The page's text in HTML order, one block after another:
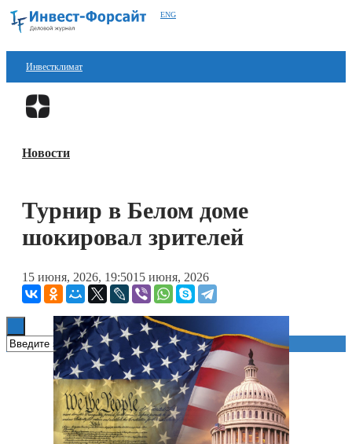
ENG
Инвестклимат
Финансы
Блокчейн
Технологии
Книги
Новости
Турнир в Белом доме
шокировал зрителей
15 июня, 2026, 19:5015 июня, 2026